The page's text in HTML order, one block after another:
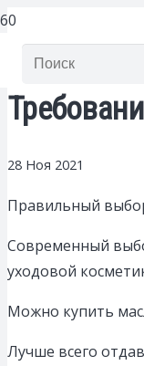
28 Ноя 2021
Правильный
Современный
уходовой
Можно купить
Лучше всего